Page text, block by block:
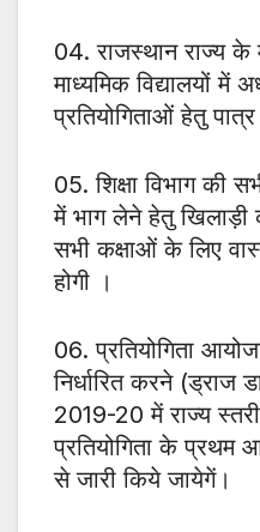
04. राजस्थान राज्य के
माध्यमिक विद्यालयों में
प्रतियोगिताओं हेतु
05. शिक्षा विभाग की
में भाग लेने हेतु खिलाड़ी
सभी कक्षाओं के लिए
होगी ।
06. प्रतियोगिता
निर्धारित करने (ड्राज
2019-20 में राज्य
प्रतियोगिता के प्रथम
से जारी किये जायेगें।